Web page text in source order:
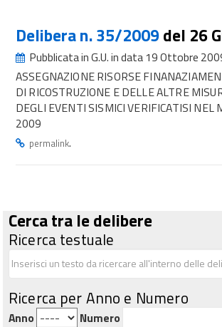
Delibera n. 35/2009del 26
Pubblicata in G.U. in data 19 Ottobre
ASSEGNAZIONE RISORSE
DI RICOSTRUZIONE E DELLE ALTRE
DEGLI EVENTI SISMICI VERIFICATISI NEL
2009
permalink.
Cerca tra le delibere
Ricerca testuale
Ricerca per Anno e Numero
Anno Numero